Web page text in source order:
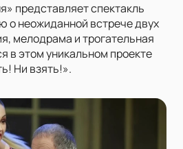
представляет спектакль
о неожиданной встрече двух
мелодрама и трогательная
в этом уникальном проекте
Ни взять!».